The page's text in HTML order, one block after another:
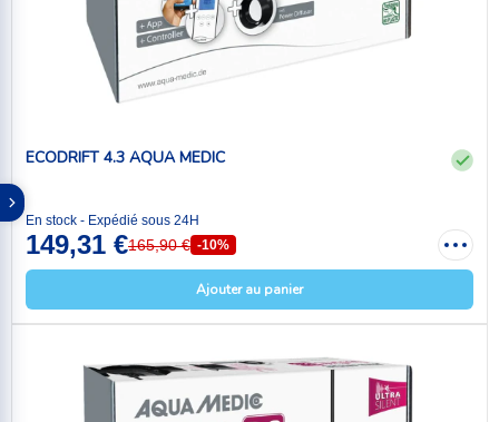
ECODRIFT 4.3 AQUA MEDIC
En stock - Expédié sous 24H
149,31 €165,90 € -10%
Ajouter au panier